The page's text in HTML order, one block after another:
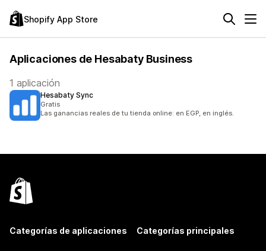
Shopify App Store
Aplicaciones de Hesabaty Business
1 aplicación
Hesabaty Sync
Gratis
Las ganancias reales de tu tienda online: en EGP, en inglés.
Categorías de aplicaciones Categorías principales